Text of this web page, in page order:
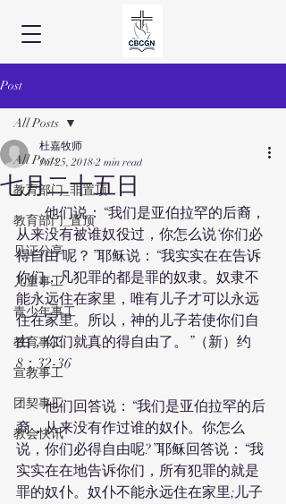
Post
All Posts
教育部门_非置顶
教育部门_置顶
见证分享
儿童事工
青少年事工
教育事工
宣教事工
团契事工
教会快讯
All Posts
七月二十五日
杜嘉牧师
Jul 25, 2018 2 min read
他们说：“我们是亚伯拉罕的后裔，
从来没有被谁奴役过，你怎么说‘你们必
得自由’呢？”耶稣说：“我实实在在告诉
你们，凡犯罪的都是罪的奴隶。奴隶不
能永远住在家里，唯有儿子才可以永远
住在家里。所以，神的儿子若使你们自
由，你们就真的得自由了。”（新）约
8：32-36
他们回答说：“我们是亚伯拉罕的后
裔，从来没有作过谁的奴仆。你怎么
说，你们必得自由呢?”耶稣回答说：“我
实实在在地告诉你们，所有犯罪的就是
罪的奴仆。奴仆不能永远住在家里;儿子